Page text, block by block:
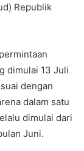
Republik
dimulai 13 Juli
dengan
dalam satu
dimulai dari
Juni.